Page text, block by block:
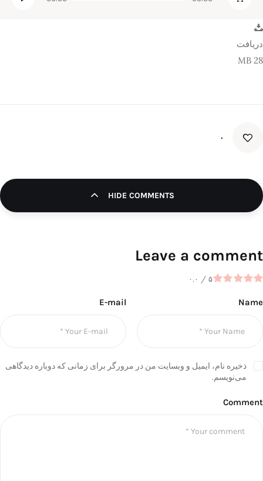
دریافت
28 MB
۰
HIDE COMMENTS
Leave a comment
۰.۰ / ۵
Name
E-mail
ذخیره نام، ایمیل و وبسایت من در مرورگر برای زمانی که دوباره دیدگاهی
می‌نویسم.
Comment